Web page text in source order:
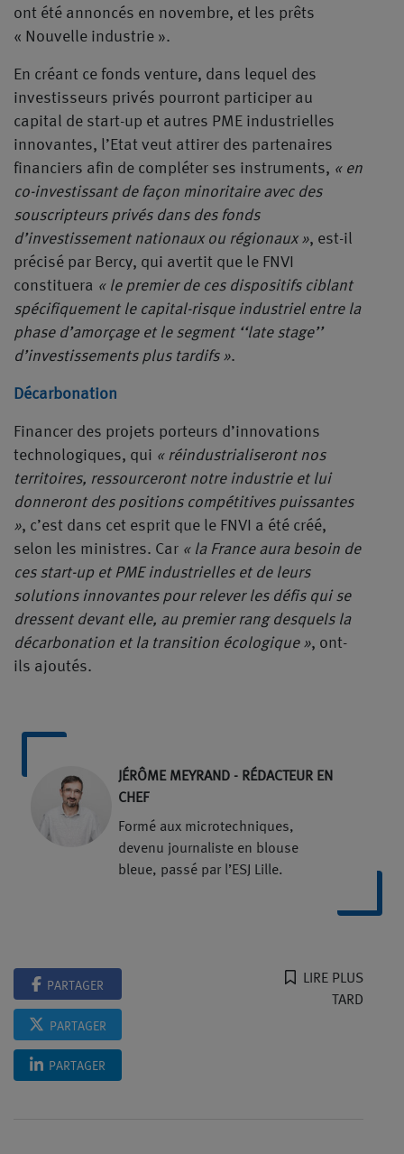
ont été annoncés en novembre, et les prêts
« Nouvelle industrie ».
En créant ce fonds venture, dans lequel des
investisseurs privés pourront participer au
capital de start-up et autres PME industrielles
innovantes, l’Etat veut attirer des partenaires
financiers afin de compléter ses instruments, « en
co-investissant de façon minoritaire avec des
souscripteurs privés dans des fonds
d’investissement nationaux ou régionaux », est-il
précisé par Bercy, qui avertit que le FNVI
constituera « le premier de ces dispositifs ciblant
spécifiquement le capital-risque industriel entre la
phase d’amorçage et le segment ‘‘late stage’’
d’investissements plus tardifs ».
Décarbonation
Financer des projets porteurs d’innovations
technologiques, qui « réindustrialiseront nos
territoires, ressourceront notre industrie et lui
donneront des positions compétitives puissantes
», c’est dans cet esprit que le FNVI a été créé,
selon les ministres. Car « la France aura besoin de
ces start-up et PME industrielles et de leurs
solutions innovantes pour relever les défis qui se
dressent devant elle, au premier rang desquels la
décarbonation et la transition écologique », ont-
ils ajoutés.
JÉRÔME MEYRAND - RÉDACTEUR EN
CHEF
Formé aux microtechniques,
devenu journaliste en blouse
bleue, passé par l’ESJ Lille.
PARTAGER
PARTAGER
PARTAGER
LIRE PLUS
TARD